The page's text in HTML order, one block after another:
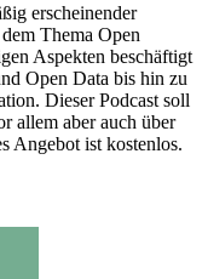
erscheinender
Thema Open
Aspekten beschäftigt
Open Data bis hin zu
Dieser Podcast soll
allem aber auch über
Angebot ist kostenlos.